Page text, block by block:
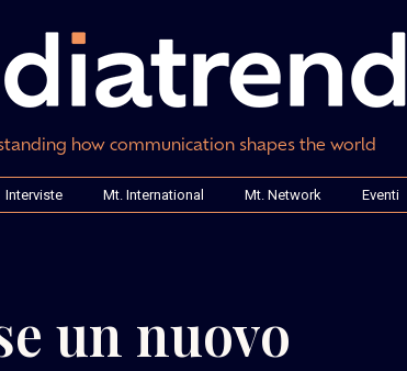
how communication shapes the world
Interviste Mt. International Mt. Network Eventi
un nuovo